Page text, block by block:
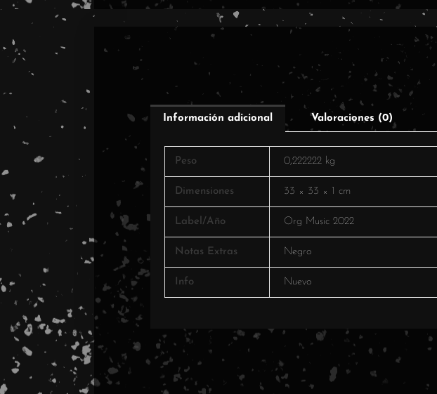
Información adicional Valoraciones (0)
Peso 0,222222 kg
Dimensiones 33 × 33 × 1 cm
Label/Año Org Music 2022
Notas Extras Negro
Info Nuevo